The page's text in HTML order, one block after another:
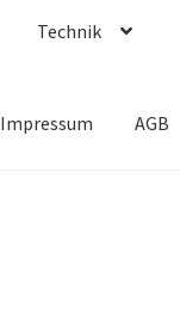
Technik
Impressum AGB